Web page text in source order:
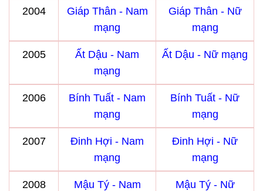
2004
Giáp Thân - Nam
mạng
Giáp Thân - Nữ
mạng
2005
Ất Dậu - Nam
mạng
Ất Dậu - Nữ mạng
2006
Bính Tuất - Nam
mạng
Bính Tuất - Nữ
mạng
2007
Đinh Hợi - Nam
mạng
Đinh Hợi - Nữ
mạng
2008
Mậu Tý - Nam
Mậu Tý - Nữ